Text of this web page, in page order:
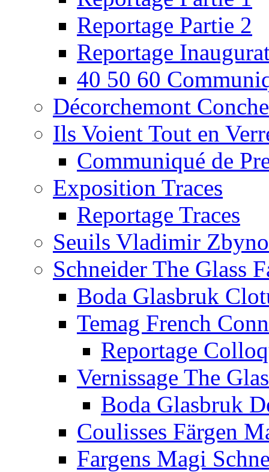
Reportage Partie 2
Reportage
40 50 60
Décorchemont
Ils Voient Tout en
Communiqué de
Exposition Traces
Reportage Traces
Seuils Vladimir
Schneider The Glass
Boda Glasbruk
Temag French
Reportage
Vernissage The
Boda Glasbruk
Coulisses Färgen
Fargens Magi